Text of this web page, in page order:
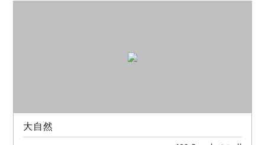
大自然